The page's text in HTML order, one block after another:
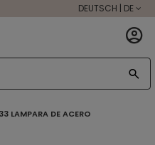
DEUTSCH | DE
LAMPARA DE ACERO